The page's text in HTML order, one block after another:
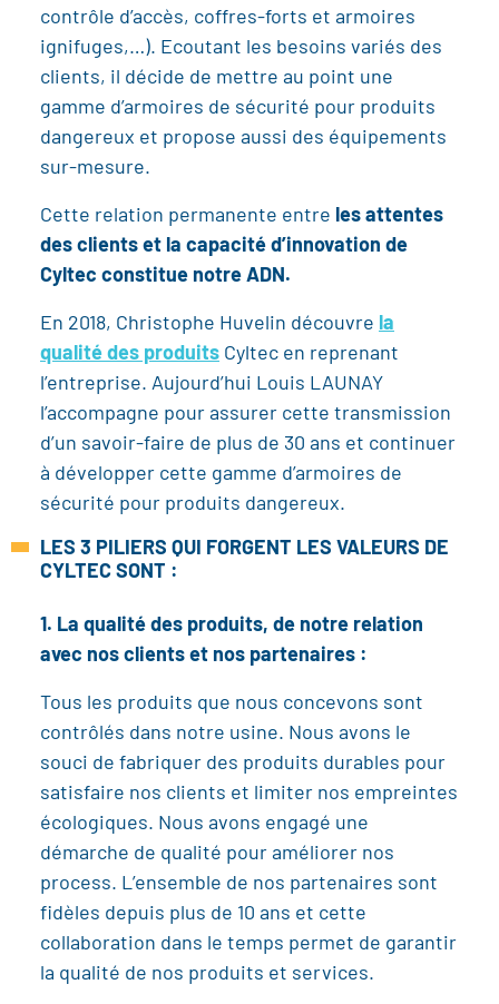
contrôle d’accès, coffres-forts et armoires
ignifuges,…). Ecoutant les besoins variés des
clients, il décide de mettre au point une
gamme d’armoires de sécurité pour produits
dangereux et propose aussi des équipements
sur-mesure.
Cette relation permanente entre les attentes
des clients et la capacité d’innovation de
Cyltec constitue notre ADN.
En 2018, Christophe Huvelin découvre la
qualité des produits Cyltec en reprenant
l’entreprise. Aujourd’hui Louis LAUNAY
l’accompagne pour assurer cette transmission
d’un savoir-faire de plus de 30 ans et continuer
à développer cette gamme d’armoires de
sécurité pour produits dangereux.
LES 3 PILIERS QUI FORGENT LES VALEURS DE
CYLTEC SONT :
1. La qualité des produits, de notre relation
avec nos clients et nos partenaires :
Tous les produits que nous concevons sont
contrôlés dans notre usine. Nous avons le
souci de fabriquer des produits durables pour
satisfaire nos clients et limiter nos empreintes
écologiques. Nous avons engagé une
démarche de qualité pour améliorer nos
process. L’ensemble de nos partenaires sont
fidèles depuis plus de 10 ans et cette
collaboration dans le temps permet de garantir
la qualité de nos produits et services.